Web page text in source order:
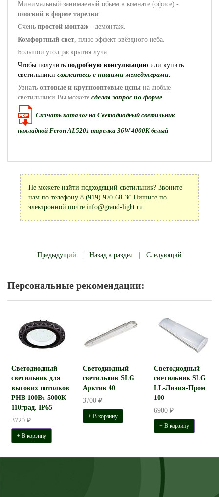
Минимальный занимаемый объем в комнате (офисе) -
плоский в форме тарелки.
Очень простой монтаж - демонтаж.
Комфортный свет, плюс эффект звёздного неба.
Большой угол раскрытия луча.
Чтобы получить подробную консультацию или купить
светильники свяжитесь с нашими менеджерами.
Узнать оптовые и крупнооптовые цены на любые
светильники Вы можете сделав запрос по форме.
Скачать каталог на Светодиодный светильник
накладной Feron AL5201 тарелка 36W 4000K белый
Не можете найти подходящий светильник? Звоните
нам по телефону 8 (919) 970-68-30 Пишите по
электронной почте info@grand-light.ru
Предыдущий Назад в раздел Следующий
Персональные рекомендации:
Светодиодный
светильник для
высоких потолков
PHB 100Вт 5000К
110град. IP65
3720 ₽
+ В корзину
Светодиодный
светильник SLG
Арктик 40
3700 ₽
+ В корзину
Светодиодный
светильник SLG
LL-Линия-Пром
100
6900 ₽
+ В корзину